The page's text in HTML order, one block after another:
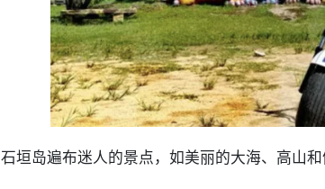
石垣岛遍布迷人的景点，如美丽的大海、高山和